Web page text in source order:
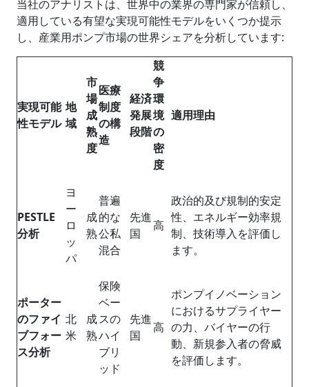
当社のアナリストは、世界中の業界の専門家が信頼し、
適用している有望な実現可能性モデルをいくつか提示
し、産業用ポンプ市場の世界シェアを分析しています:
実現可能
性モデル
地
域
市
場
成
熟
度
医療
制度
の構
造
経済
発展
段階
競
争
環
境
の
密
度
適用理由
PESTLE
分析
ヨ
ー
ロ
ッ
パ
成
熟
普遍
的な
公私
混合
先進
国
高
政治的及び規制的安定
性、エネルギー効率規
制、技術導入を評価し
ます。
ポーター
のファイ
ブフォー
ス分析
北
米
成
熟
保険
ベー
スの
ハイ
ブリ
ッド
先進
国
高
ポンプイノベーション
におけるサプライヤー
の力、バイヤーの行
動、新規参入者の脅威
を評価します。